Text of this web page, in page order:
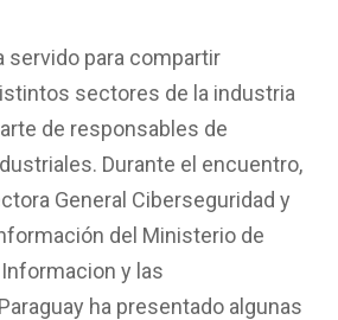
servido para compartir
sectores de la industria
de responsables de
Durante el encuentro,
General Ciberseguridad y
del Ministerio de
y las
ha presentado algunas